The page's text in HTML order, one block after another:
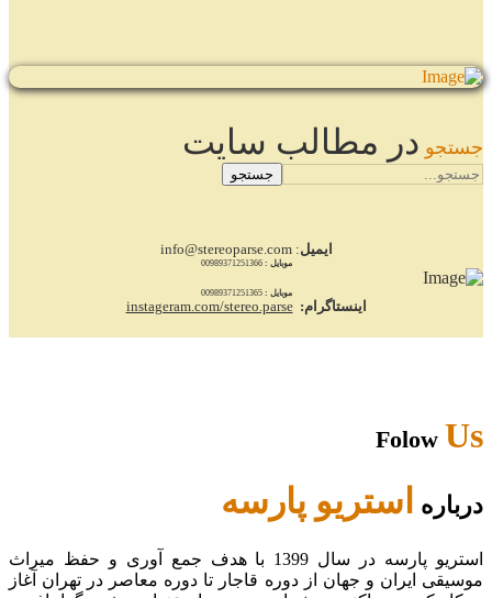
جستجو در مطالب سایت
جستجو
ایمیل : info@stereoparse.com
موبایل :00989371251366
موبایل :00989371251365
اینستاگرام: instageram.com/stereo.parse
FolowUs
درباره استریو پارسه
استریو پارسه در سال 1399 با هدف جمع آوری و حفظ میراث
موسیقی ایران و جهان از دوره قاجار تا دوره معاصر در تهران آغاز